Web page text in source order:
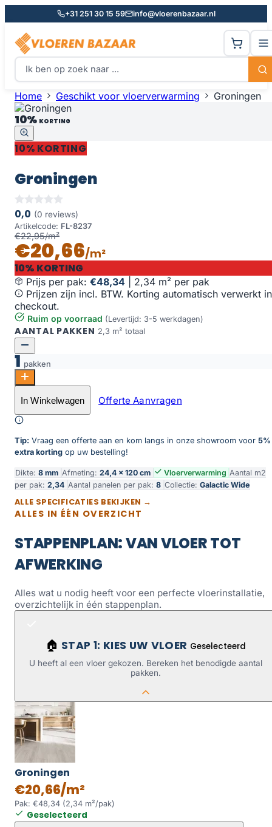
+31 251 30 15 59 info@vloerenbazaar.nl
Home Geschikt voor vloerverwarming Groningen
10% KORTING
10% KORTING
Groningen
0,0 (0 reviews)
Artikelcode: FL-8237
€22,95/m²
€20,66/m²
10% KORTING
Prijs per pak: €48,34
2,34 m² per pak
Prijzen zijn incl. BTW. Korting automatisch verwerkt in
checkout.
Ruim op voorraad (Levertijd: 3-5 werkdagen)
AANTAL PAKKEN 2,3 m² totaal
1 pakken
Groningen aantal
Toevoegen aan winkelwagen
In Winkelwagen Offerte Aanvragen
Tip: Vraag een offerte aan en kom langs in onze showroom voor 5%
extra korting op uw bestelling!
Dikte: 8 mm Afmeting: 24,4 × 120 cm Vloerverwarming Aantal m2
per pak: 2,34 Aantal panelen per pak: 8 Collectie: Galactic Wide
ALLE SPECIFICATIES BEKIJKEN →
ALLES IN ÉÉN OVERZICHT
STAPPENPLAN: VAN VLOER TOT
AFWERKING
Alles wat u nodig heeft voor een perfecte vloerinstallatie,
overzichtelijk in één stappenplan.
🏠 STAP 1: KIES UW VLOER Geselecteerd
U heeft al een vloer gekozen. Bereken het benodigde aantal
pakken.
Groningen
€20,66/m²
Pak: €48,34 (2,34 m²/pak)
Geselecteerd